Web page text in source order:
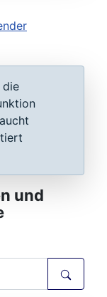
die
und